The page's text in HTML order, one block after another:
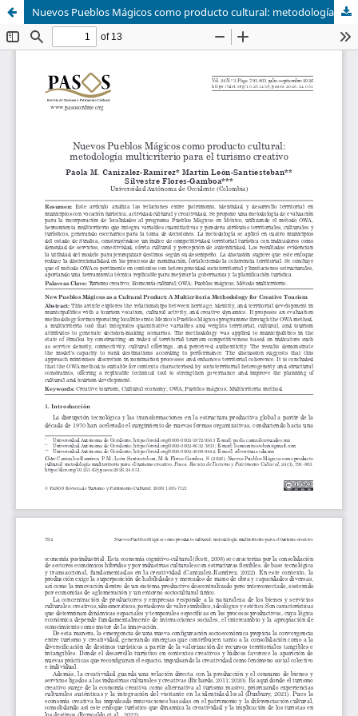
Nuevos Pueblos Mágicos como producto cultural: metodología multicriterio para el turismo creativo